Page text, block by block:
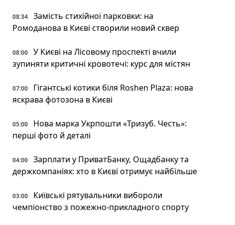
08:34
Замість стихійної парковки: на
Ромоданова в Києві створили новий сквер
08:00
У Києві на Лісовому проспекті вчили
зупиняти критичні кровотечі: курс для містян
07:00
Гігантські котики біля Roshen Plaza: нова
яскрава фотозона в Києві
05:00
Нова марка Укрпошти «Тризуб. Честь»:
перші фото й деталі
04:00
Зарплати у ПриватБанку, Ощадбанку та
держкомпаніях: хто в Києві отримує найбільше
03:00
Київські рятувальники вибороли
чемпіонство з пожежно-прикладного спорту